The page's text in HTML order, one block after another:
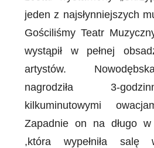
jeden z najsłynniejszych
Gościliśmy Teatr
wystąpił w pełnej
artystów.
nagrodziła 3-
kilkuminutowymi
Zapadnie on na długo
,która wypełniła salę